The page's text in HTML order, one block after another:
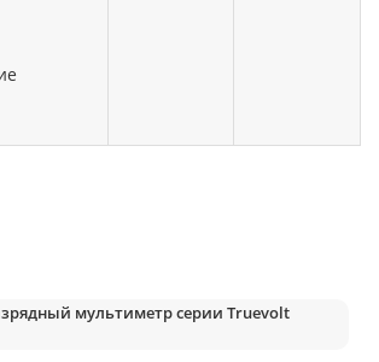
мультиметр серии Truevolt